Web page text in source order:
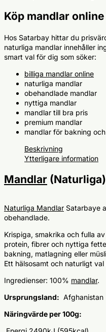
Köp mandlar
Hos Satarbay hittar du
naturliga mandlar innehåller
smart val för dig som söker:
billiga mandlar online
naturliga mandlar
obehandlade mandlar
nyttiga mandlar
mandlar till bra pris
premium mandlar
mandlar för bakning
Beskrivning
Ytterligare information
Mandlar
Naturliga Mandlar Satarbaye
obehandlade.
Krispiga, smakrika och fulla
protein, fibrer och nyttiga
bakning, matlagning eller
Ett hälsosamt och naturligt
Ingredienser: 100% mandlar.
Ursprungsland: Afghanistan
Näringvärde per 100g: